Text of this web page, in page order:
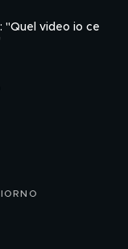
"Quel video io ce